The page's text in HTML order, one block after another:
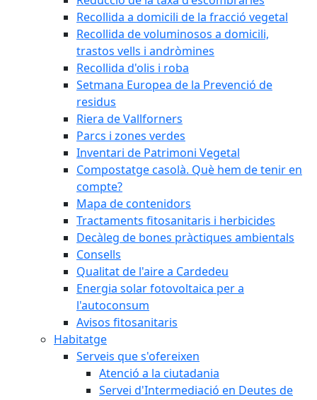
Recollida a domicili de la fracció vegetal
Recollida de voluminosos a domicili,
trastos vells i andròmines
Recollida d'olis i roba
Setmana Europea de la Prevenció de
residus
Riera de Vallforners
Parcs i zones verdes
Inventari de Patrimoni Vegetal
Compostatge casolà. Què hem de tenir en
compte?
Mapa de contenidors
Tractaments fitosanitaris i herbicides
Decàleg de bones pràctiques ambientals
Consells
Qualitat de l'aire a Cardedeu
Energia solar fotovoltaica per a
l'autoconsum
Avisos fitosanitaris
Habitatge
Serveis que s'ofereixen
Atenció a la ciutadania
Servei d'Intermediació en Deutes de